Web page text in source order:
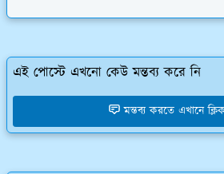
এই পোস্টে এখনো কেউ মন্তব্য করে নি
মন্তব্য করতে এখানে